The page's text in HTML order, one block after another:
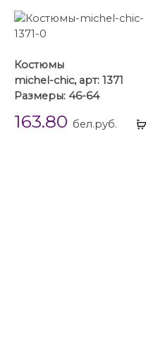
Костюмы
michel-chic, арт: 1371
Размеры: 46-64
163.80 бел.руб.